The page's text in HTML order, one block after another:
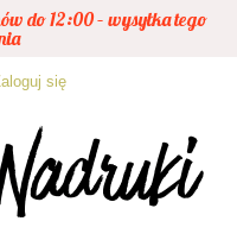
do 12:00 – wysyłka tego
się